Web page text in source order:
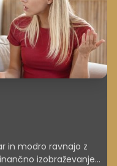
in modro ravnajo z
izobraževanje